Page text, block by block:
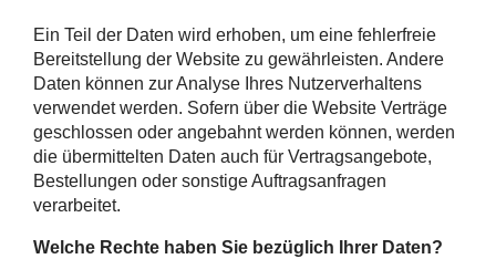
Ein Teil der Daten wird erhoben, um eine fehlerfreie
Bereitstellung der Website zu gewährleisten. Andere
Daten können zur Analyse Ihres Nutzerverhaltens
verwendet werden. Sofern über die Website Verträge
geschlossen oder angebahnt werden können, werden
die übermittelten Daten auch für Vertragsangebote,
Bestellungen oder sonstige Auftragsanfragen
verarbeitet.
Welche Rechte haben Sie bezüglich Ihrer Daten?